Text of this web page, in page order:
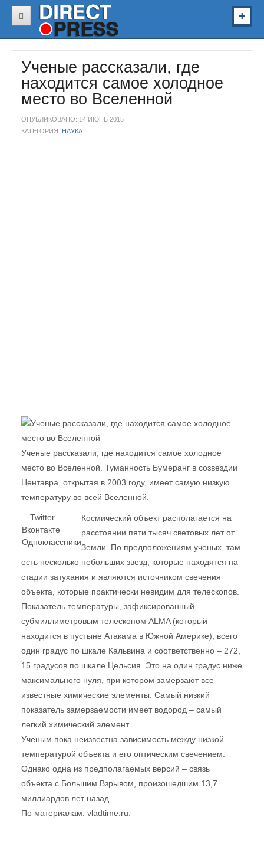
В Украине
В Мире
Спорт
Ученые рассказали, где
находится самое холодное
место во Вселенной
ОПУБЛИКОВАНО: 14 ИЮНЬ 2015
КАТЕГОРИЯ: НАУКА
Ученые рассказали, где находится самое холодное
место во Вселенной. Туманность Бумеранг в созвездии
Центавра, открытая в 2003 году, имеет самую низкую
температуру во всей Вселенной.
Twitter
Вконтакте
Одноклассники
Космический объект располагается на
расстоянии пяти тысяч световых лет от
Земли. По предположениям ученых, там
есть несколько небольших звезд, которые находятся на
стадии затухания и являются источником свечения
объекта, которые практически невидим для телескопов.
Показатель температуры, зафиксированный
субмиллиметровым телескопом ALMA (который
находится в пустыне Атакама в Южной Америке), всего
один градус по шкале Кальвина и соответственно – 272,
15 градусов по шкале Цельсия. Это на один градус ниже
максимального нуля, при котором замерзают все
известные химические элементы. Самый низкий
показатель замерзаемости имеет водород – самый
легкий химический элемент.
Ученым пока неизвестна зависимость между низкой
температурой объекта и его оптическим свечением.
Однако одна из предполагаемых версий – связь
объекта с Большим Взрывом, произошедшим 13,7
миллиардов лет назад.
По материалам: vladtime.ru.